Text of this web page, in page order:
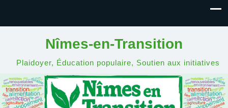
Nîmes-en-Transition
Plaidoyer, Éducation populaire, Soutien aux initiatives